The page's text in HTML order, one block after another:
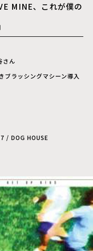
MINE、これが僕の
さん
ブラッシングマシーン導入
/ DOG HOUSE